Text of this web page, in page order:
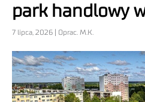
park handlowy
7 lipca, 2026 | Oprac. M.K.